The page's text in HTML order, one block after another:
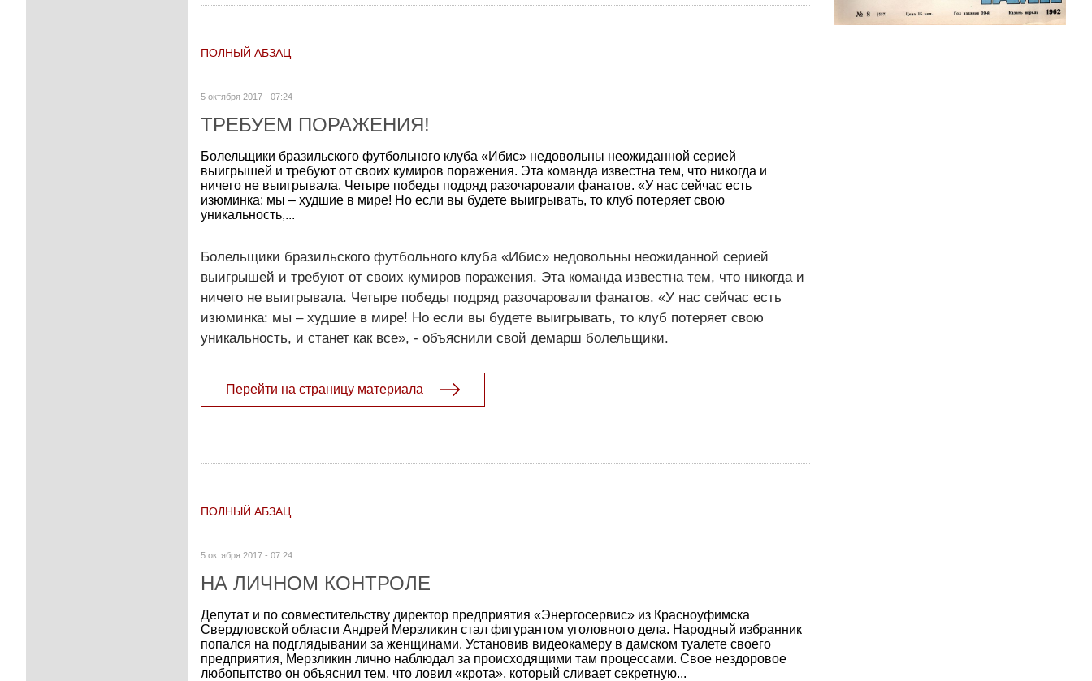
ПОЛНЫЙ АБЗАЦ
5 октября 2017 - 07:24
ТРЕБУЕМ ПОРАЖЕНИЯ!
Болельщики бразильского футбольного клуба «Ибис» недовольны неожиданной серией
выигрышей и требуют от своих кумиров поражения. Эта команда известна тем, что никогда и
ничего не выигрывала. Четыре победы подряд разочаровали фанатов. «У нас сейчас есть
изюминка: мы – худшие в мире! Но если вы будете выигрывать, то клуб потеряет свою
уникальность,...
Болельщики бразильского футбольного клуба «Ибис» недовольны неожиданной серией
выигрышей и требуют от своих кумиров поражения. Эта команда известна тем, что никогда и
ничего не выигрывала. Четыре победы подряд разочаровали фанатов. «У нас сейчас есть
изюминка: мы – худшие в мире! Но если вы будете выигрывать, то клуб потеряет свою
уникальность, и станет как все», - объяснили свой демарш болельщики.
Перейти на страницу материала
ПОЛНЫЙ АБЗАЦ
5 октября 2017 - 07:24
НА ЛИЧНОМ КОНТРОЛЕ
Депутат и по совместительству директор предприятия «Энергосервис» из Красноуфимска
Свердловской области Андрей Мерзликин стал фигурантом уголовного дела. Народный избранник
попался на подглядывании за женщинами. Установив видеокамеру в дамском туалете своего
предприятия, Мерзликин лично наблюдал за происходящими там процессами. Свое нездоровое
любопытство он объяснил тем, что ловил «крота», который сливает секретную...